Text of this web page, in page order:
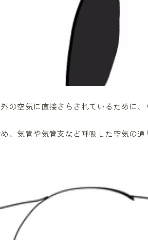
の空気に直接さらされているために
、気管や気管支など呼吸した空気の